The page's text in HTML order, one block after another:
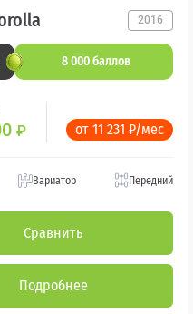
2016
8 000 баллов
₽ от 11 231 ₽/мес
Вариатор Передний
Сравнить
Подробнее